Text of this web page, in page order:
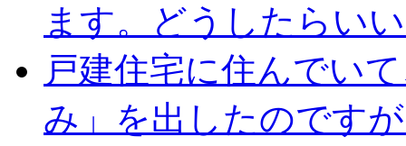
ます。どうしたらい
戸建住宅に住んでい
み」を出したのです